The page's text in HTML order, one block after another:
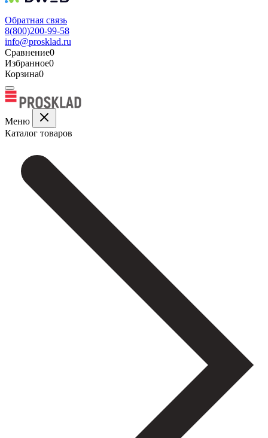
Обратная связь
8(800)200-99-58
info@prosklad.ru
Сравнение0
Избранное0
Корзина0
Меню
Каталог товаров